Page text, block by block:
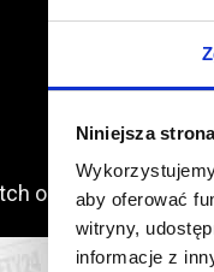
Niniejsza
aby oferować
witryny,
informacje z